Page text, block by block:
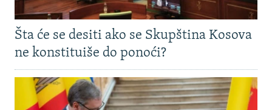
Šta će se desiti ako se Skupština Kosova
ne konstituiše do ponoći?